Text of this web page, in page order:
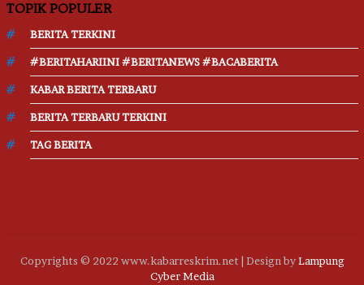
TOPIK POPULER
BERITA TERKINI
#BERITAHARIINI #BERITANEWS #BACABERITA
KABAR BERITA TERBARU
BERITA TERBARU TERKINI
TAG BERITA
Copyrights © 2022 www.kabarreskrim.net | Design byLampung
Cyber Media